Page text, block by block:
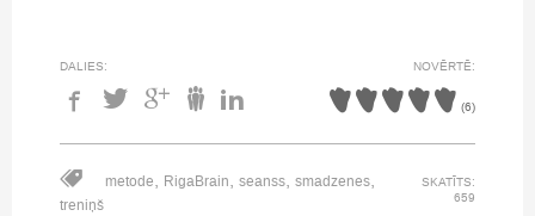
DALIES: NOVĒRTĒ:
(6)
metode, RigaBrain, seanss, smadzenes,
treniņš
SKATĪTS:
659